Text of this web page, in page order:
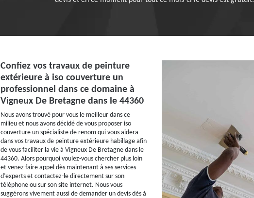
Confiez vos travaux de peinture
extérieure à iso couverture un
professionnel dans ce domaine à
Vigneux De Bretagne dans le 44360
Nous avons trouvé pour vous le meilleur dans ce
milieu et nous avons décidé de vous proposer iso
couverture un spécialiste de renom qui vous aidera
dans vos travaux de peinture extérieure habillage afin
de vous faciliter la vie à Vigneux De Bretagne dans le
44360. Alors pourquoi voulez-vous chercher plus loin
et venez faire appel dès maintenant à ses services
d’experts et contactez-le directement sur son
téléphone ou sur son site internet. Nous vous
suggérons vivement aussi de demander un devis dès à